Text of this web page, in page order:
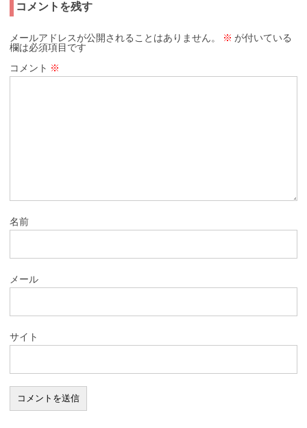
コメントを残す
メールアドレスが公開されることはありません。 ※ が付いている
欄は必須項目です
コメント ※
名前
メール
サイト